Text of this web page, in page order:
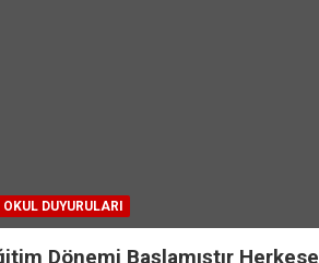
OKUL DUYURULARI
Dönemi Başlamıştır Herkese